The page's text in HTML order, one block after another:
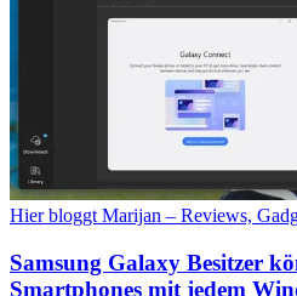
Hier bloggt Marijan – Reviews,
Samsung Galaxy Besitzer
Smartphones mit jedem